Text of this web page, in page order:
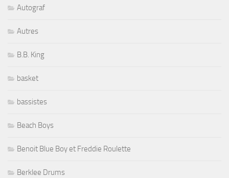
Autograf
Autres
B.B. King
basket
bassistes
Beach Boys
Benoit Blue Boy et Freddie Roulette
Berklee Drums